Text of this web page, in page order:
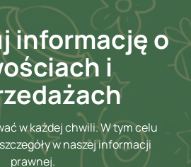
informację o
i
w każdej chwili. W tym celu
w naszej informacji
prawnej.